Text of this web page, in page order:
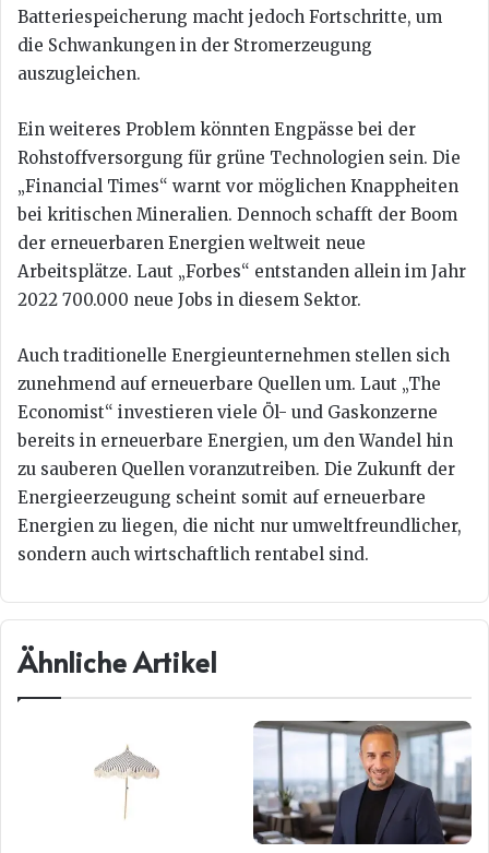
Batteriespeicherung macht jedoch Fortschritte, um
die Schwankungen in der Stromerzeugung
auszugleichen.
Ein weiteres Problem könnten Engpässe bei der
Rohstoffversorgung für grüne Technologien sein. Die
„Financial Times“ warnt vor möglichen Knappheiten
bei kritischen Mineralien. Dennoch schafft der Boom
der erneuerbaren Energien weltweit neue
Arbeitsplätze. Laut „Forbes“ entstanden allein im Jahr
2022 700.000 neue Jobs in diesem Sektor.
Auch traditionelle Energieunternehmen stellen sich
zunehmend auf erneuerbare Quellen um. Laut „The
Economist“ investieren viele Öl- und Gaskonzerne
bereits in erneuerbare Energien, um den Wandel hin
zu sauberen Quellen voranzutreiben. Die Zukunft der
Energieerzeugung scheint somit auf erneuerbare
Energien zu liegen, die nicht nur umweltfreundlicher,
sondern auch wirtschaftlich rentabel sind.
Ähnliche Artikel